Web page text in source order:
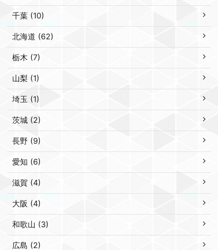
千葉 (10)
北海道 (62)
栃木 (7)
山梨 (1)
埼玉 (1)
茨城 (2)
長野 (9)
愛知 (6)
滋賀 (4)
大阪 (4)
和歌山 (3)
広島 (2)